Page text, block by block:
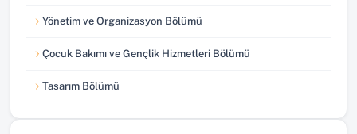
Yönetim ve Organizasyon Bölümü
Çocuk Bakımı ve Gençlik Hizmetleri Bölümü
Tasarım Bölümü